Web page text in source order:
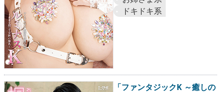
ドキドキ系
「ファンタジックK ～癒しの